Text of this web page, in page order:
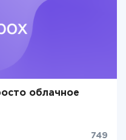
облачное
749